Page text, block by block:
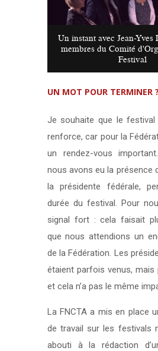
Un instant avec Jean-Yves
membres du Comité
Festival
UN MOT POUR TERMINER ?
Je souhaite que le
renforce, car pour la
un rendez-vous
nous avons eu la présence
la présidente fédérale,
durée du festival. Pour
signal fort : cela faisait
que nous attendions un
de la Fédération. Les
étaient parfois venus, mais
et cela n’a pas le même
La FNCTA a mis en place
de travail sur les festivals
abouti à la rédaction